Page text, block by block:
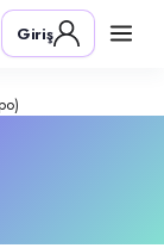
Depo)
perakende depo
Giriş